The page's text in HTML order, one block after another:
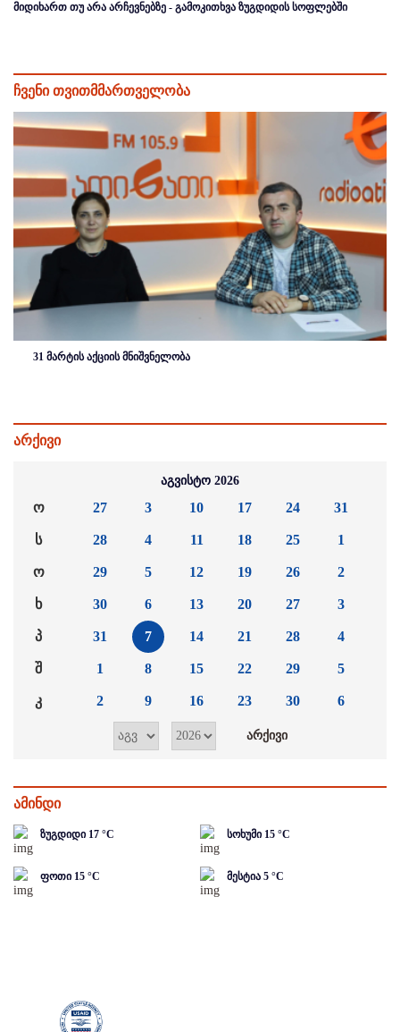
მიდიხართ თუ არა არჩევნებზე - გამოკითხვა ზუგდიდის სოფლებში
ჩვენი თვითმმართველობა
31 მარტის აქციის მნიშვნელობა
არქივი
აგვისტო 2026
ო
ს
ო
ხ
პ
შ
კ
27
28
29
30
31
1
2
3
4
5
6
7
8
9
10
11
12
13
14
15
16
17
18
19
20
21
22
23
24
25
26
27
28
29
30
31
1
2
3
4
5
6
ამინდი
ზუგდიდი 17 °C სოხუმი 15 °C
ფოთი 15 °C მესტია 5 °C